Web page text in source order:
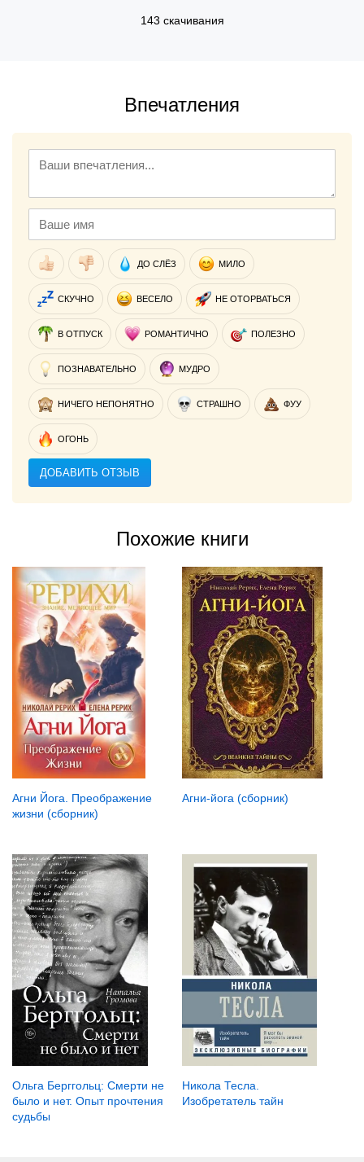
143 скачивания
Впечатления
ДО СЛЁЗ МИЛО
СКУЧНО ВЕСЕЛО НЕ ОТОРВАТЬСЯ
В ОТПУСК РОМАНТИЧНО ПОЛЕЗНО
ПОЗНАВАТЕЛЬНО МУДРО
НИЧЕГО НЕПОНЯТНО СТРАШНО ФУУ
ОГОНЬ
ДОБАВИТЬ ОТЗЫВ
Похожие книги
Агни Йога. Преображение
жизни (сборник)
Агни-йога (сборник)
Ольга Берггольц: Смерти не
было и нет. Опыт прочтения
судьбы
Никола Тесла.
Изобретатель тайн